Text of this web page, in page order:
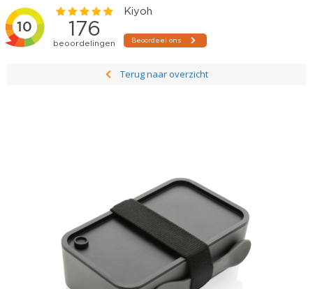
Terug naar overzicht